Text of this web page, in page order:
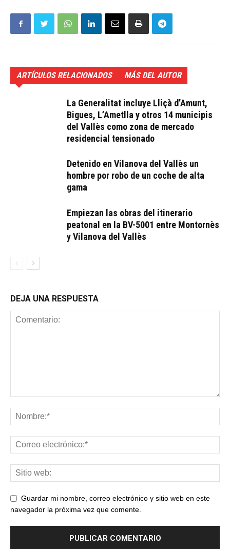
ARTÍCULOS RELACIONADOS MÁS DEL AUTOR
La Generalitat incluye Lliçà d’Amunt,
Bigues, L’Ametlla y otros 14 municipis
del Vallès como zona de mercado
residencial tensionado
Detenido en Vilanova del Vallès un
hombre por robo de un coche de alta
gama
Empiezan las obras del itinerario
peatonal en la BV-5001 entre Montornès
y Vilanova del Vallès
DEJA UNA RESPUESTA
Guardar mi nombre, correo electrónico y sitio web en este
navegador la próxima vez que comente.